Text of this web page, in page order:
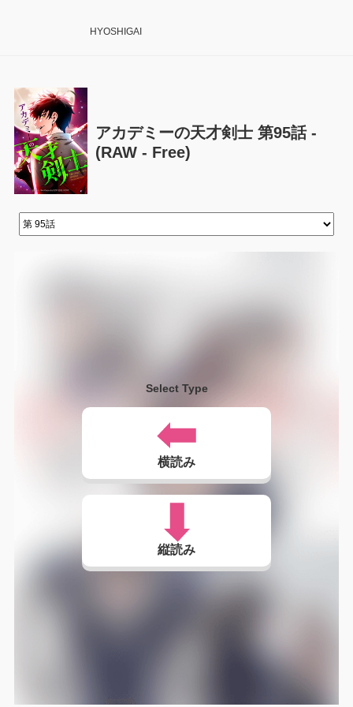
HYOSHIGAI
アカデミーの天才剣士 第95話 -
(RAW - Free)
Select Type
横読み
縦読み